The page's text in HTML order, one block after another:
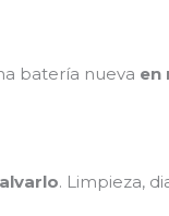
batería nueva en
. Limpieza,